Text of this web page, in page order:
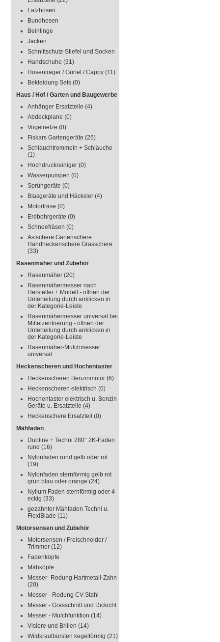
Latzhosen
Bundhosen
Beinlinge
Jacken
Schnittschutz-Stiefel und Socken
Handschuhe (31)
Hosenträger / Gürtel / Cappy (11)
Bekleidung Sets (0)
Haus / Hof / Garten und Baugewerbe
Anhänger Ersatzteile (4)
Abdeckplane (0)
Vogelnetze (0)
Fiskars Gartengeräte (25)
Schlauchtrommeln + Schläuche
(1)
Hochdruckreiniger (0)
Wasserpumpen (0)
Sprühgeräte (0)
Blasgeräte und Häcksler (4)
Motorfräse (0)
Erdbohrgeräte (0)
Schneefräsen (0)
Astschere Gartenschere
Handheckenschere Grasschere
(33)
Rasenmäher und Zubehör
Rasenmäher (20)
Rasenmähermesser nach
Hersteller + Modell - öffnen der
Unterteilung durch anklicken in
der Kategorie-Leiste
Rasenmähermesser universal bei
Mittelzentrierung - öffnen der
Unterteilung durch anklicken in
der Kategorie-Leiste
Rasenmäher-Mulchmesser
universal
Heckenscheren und Hochentaster
Heckenscheren Benzinmotor (6)
Heckenscheren elektrisch (0)
Hochentaster elektrisch u. Benzin
Geräte u. Ersatzteile (4)
Heckenschere Ersatzteil (0)
Mähfaden
Duoline + Techni 280° 2K-Faden
rund (16)
Nylonfaden rund gelb oder rot
(19)
Nylonfaden sternförmig gelb rot
grün blau oder orange (24)
Nylium Faden sternförmig oder 4-
eckig (33)
gezahnter Mähfaden Techni u.
FlexiBlade (11)
Motorsensen und Zubehör
Motorsensen / Freischneider /
Trimmer (12)
Fadenköpfe
Mähköpfe
Messer- Rodung Hartmetall-Zahn
(20)
Messer - Rodung CV-Stahl
Messer - Grasschnitt und Dickicht
Messer - Mulchfunktion (14)
Visiere und Brillen (14)
Wildkrautbürsten kegelförmig (21)